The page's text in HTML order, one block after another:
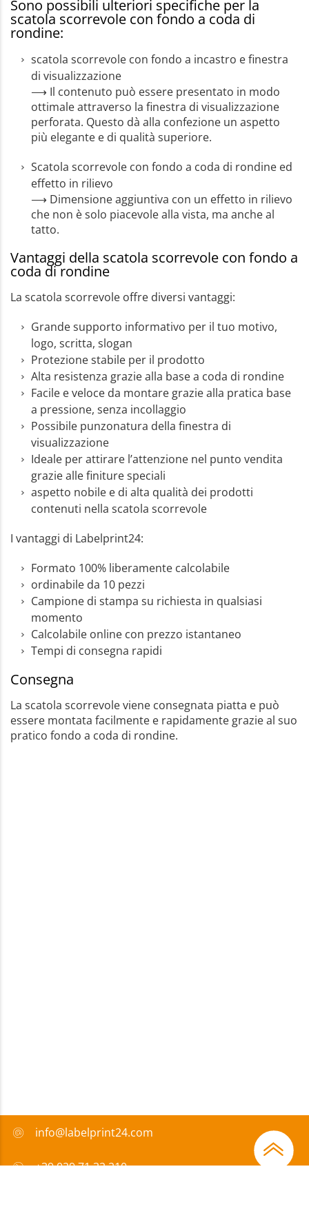
Sono possibili ulteriori specifiche per la
scatola scorrevole con fondo a coda di
rondine:
scatola scorrevole con fondo a incastro e finestra
di visualizzazione
⟶ Il contenuto può essere presentato in modo
ottimale attraverso la finestra di visualizzazione
perforata. Questo dà alla confezione un aspetto
più elegante e di qualità superiore.
Scatola scorrevole con fondo a coda di rondine ed
effetto in rilievo
⟶ Dimensione aggiuntiva con un effetto in rilievo
che non è solo piacevole alla vista, ma anche al
tatto.
Vantaggi della scatola scorrevole con fondo a
coda di rondine
La scatola scorrevole offre diversi vantaggi:
Grande supporto informativo per il tuo motivo,
logo, scritta, slogan
Protezione stabile per il prodotto
Alta resistenza grazie alla base a coda di rondine
Facile e veloce da montare grazie alla pratica base
a pressione, senza incollaggio
Possibile punzonatura della finestra di
visualizzazione
Ideale per attirare l’attenzione nel punto vendita
grazie alle finiture speciali
aspetto nobile e di alta qualità dei prodotti
contenuti nella scatola scorrevole
I vantaggi di Labelprint24:
Formato 100% liberamente calcolabile
ordinabile da 10 pezzi
Campione di stampa su richiesta in qualsiasi
momento
Calcolabile online con prezzo istantaneo
Tempi di consegna rapidi
Consegna
La scatola scorrevole viene consegnata piatta e può
essere montata facilmente e rapidamente grazie al suo
pratico fondo a coda di rondine.
info@labelprint24.com
+39 029 71 32 210